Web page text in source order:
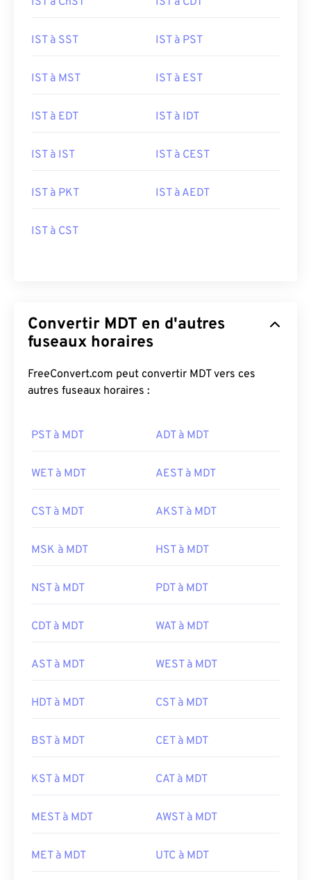
IST à SST IST à PST
IST à MST IST à EST
IST à EDT IST à IDT
IST à IST IST à CEST
IST à PKT IST à AEDT
IST à CST
Convertir MDT en d'autres
fuseaux horaires
FreeConvert.com peut convertir MDT vers ces
autres fuseaux horaires :
PST à MDT ADT à MDT
WET à MDT AEST à MDT
CST à MDT AKST à MDT
MSK à MDT HST à MDT
NST à MDT PDT à MDT
CDT à MDT WAT à MDT
AST à MDT WEST à MDT
HDT à MDT CST à MDT
BST à MDT CET à MDT
KST à MDT CAT à MDT
MEST à MDT AWST à MDT
MET à MDT UTC à MDT